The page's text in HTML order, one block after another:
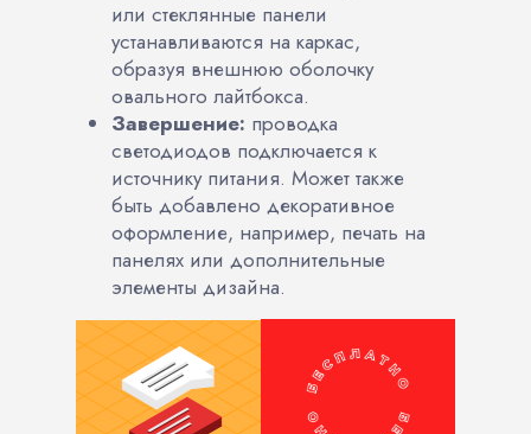
или стеклянные панели
устанавливаются на каркас,
образуя внешнюю оболочку
овального лайтбокса.
Завершение: проводка
светодиодов подключается к
источнику питания. Может также
быть добавлено декоративное
оформление, например, печать на
панелях или дополнительные
элементы дизайна.